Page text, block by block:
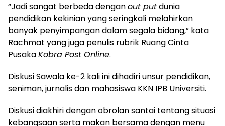
“Jadi sangat berbeda denganout putdunia
pendidikan kekinian yang seringkali melahirkan
banyak penyimpangan dalam segala bidang,” kata
Rachmat yang juga penulis rubrik Ruang Cinta
PusakaKobra Post Online.
Diskusi Sawala ke-2 kali ini dihadiri unsur pendidikan,
seniman, jurnalis dan mahasiswa KKN IPB Universiti.
Diskusi diakhiri dengan obrolan santai tentang situasi
kebangsaan serta makan bersama dengan menu